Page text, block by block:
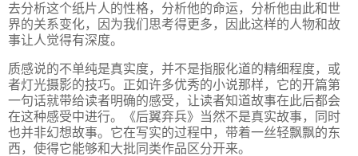
去分析这个纸片人的性格，分析他的命运，分析他由此和世
界的关系变化，因为我们思考得更多，因此这样的人物和故
事让人觉得有深度。
质感说的不单纯是真实度，并不是指服化道的精细程度，或
者灯光摄影的技巧。正如许多优秀的小说那样，它的开篇第
一句话就带给读者明确的感受，让读者知道故事在此后都会
在这种感受中进行。《后翼弃兵》当然不是真实故事，同时
也并非幻想故事。它在写实的过程中，带着一丝轻飘飘的东
西，使得它能够和大批同类作品区分开来。